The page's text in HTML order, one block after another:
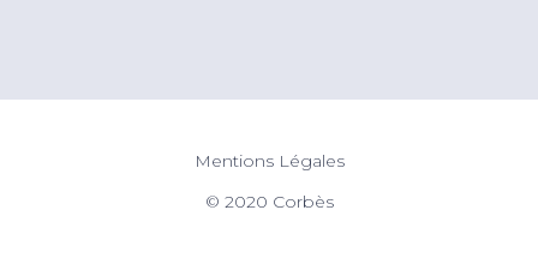
Mentions Légales
© 2020 Corbès